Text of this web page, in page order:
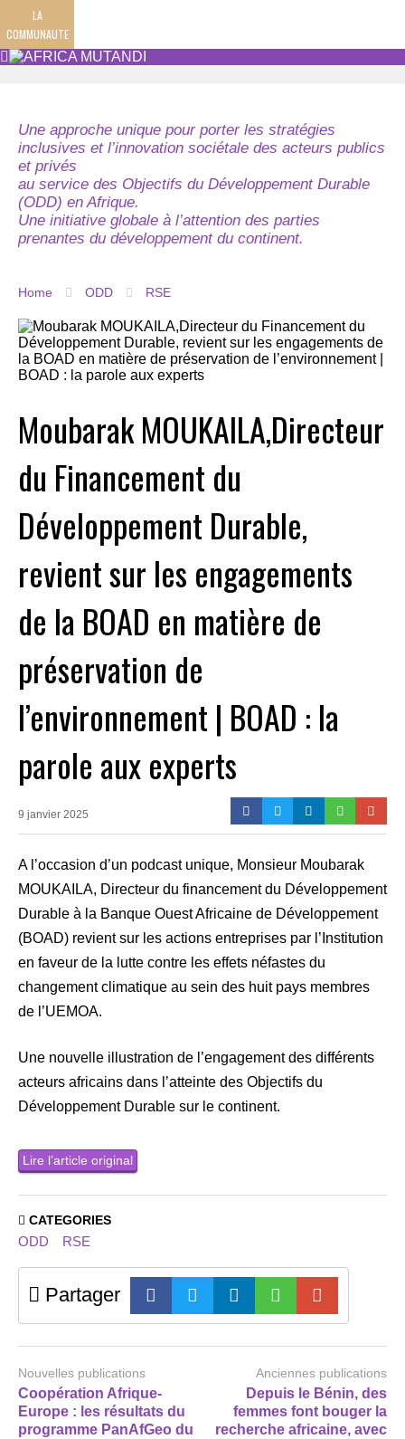
LA
COMMUNAUTE
Une approche unique pour porter les stratégies
inclusives et l’innovation sociétale des acteurs publics
et privés
au service des Objectifs du Développement Durable
(ODD) en Afrique.
Une initiative globale à l’attention des parties
prenantes du développement du continent.
Home ODD RSE
Moubarak MOUKAILA,Directeur
du Financement du
Développement Durable,
revient sur les engagements
de la BOAD en matière de
préservation de
l’environnement | BOAD : la
parole aux experts
9 janvier 2025
A l’occasion d’un podcast unique, Monsieur Moubarak
MOUKAILA, Directeur du financement du Développement
Durable à la Banque Ouest Africaine de Développement
(BOAD) revient sur les actions entreprises par l’Institution
en faveur de la lutte contre les effets néfastes du
changement climatique au sein des huit pays membres
de l’UEMOA.
Une nouvelle illustration de l’engagement des différents
acteurs africains dans l’atteinte des Objectifs du
Développement Durable sur le continent.
Lire l’article original
CATEGORIES
ODD RSE
Partager
Nouvelles publications
Coopération Afrique-
Europe : les résultats du
programme PanAfGeo du
Anciennes publications
Depuis le Bénin, des
femmes font bouger la
recherche africaine, avec